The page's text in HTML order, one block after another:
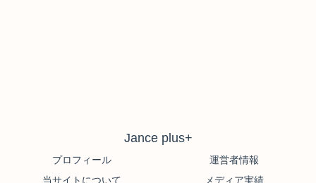
Jance plus+
プロフィール
運営者情報
当サイトについて
メディア実績